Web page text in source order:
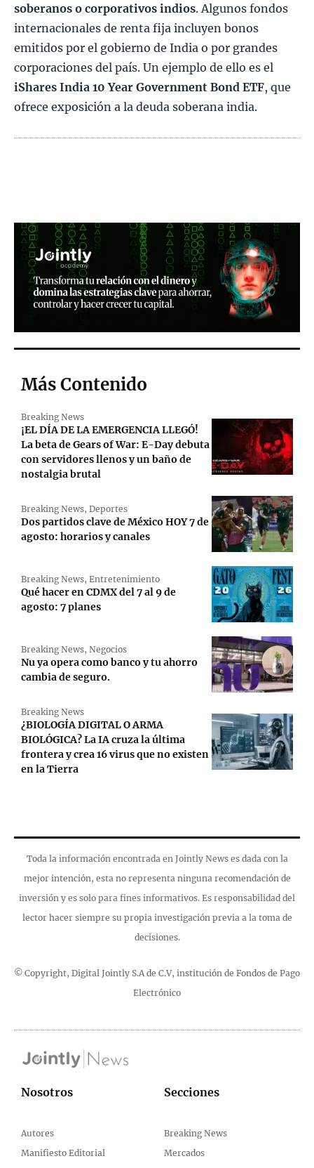
soberanos o corporativos indios. Algunos fondos
internacionales de renta fija incluyen bonos
emitidos por el gobierno de India o por grandes
corporaciones del país. Un ejemplo de ello es el
iShares India 10 Year Government Bond ETF, que
ofrece exposición a la deuda soberana india.
Más Contenido
Breaking News
¡EL DÍA DE LA EMERGENCIA LLEGÓ!
La beta de Gears of War: E-Day debuta
con servidores llenos y un baño de
nostalgia brutal
Breaking News, Deportes
Dos partidos clave de México HOY 7 de
agosto: horarios y canales
Breaking News, Entretenimiento
Qué hacer en CDMX del 7 al 9 de
agosto: 7 planes
Breaking News, Negocios
Nu ya opera como banco y tu ahorro
cambia de seguro.
Breaking News
¿BIOLOGÍA DIGITAL O ARMA
BIOLÓGICA? La IA cruza la última
frontera y crea 16 virus que no existen
en la Tierra
Toda la información encontrada en Jointly News es dada con la
mejor intención, esta no representa ninguna recomendación de
inversión y es solo para fines informativos. Es responsabilidad del
lector hacer siempre su propia investigación previa a la toma de
decisiones.
© Copyright, Digital Jointly S.A de C.V, institución de Fondos de Pago
Electrónico
Nosotros
Autores
Manifiesto Editorial
Secciones
Breaking News
Mercados